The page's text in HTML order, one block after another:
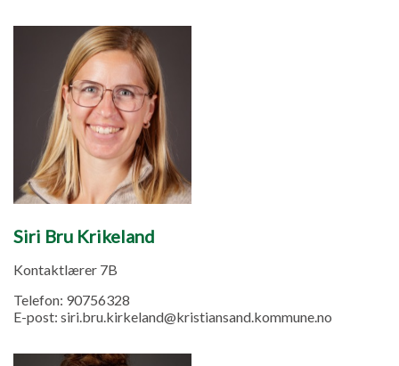
Siri Bru Krikeland
Kontaktlærer 7B
Telefon: 90756328
E-post: siri.bru.kirkeland@kristiansand.kommune.no